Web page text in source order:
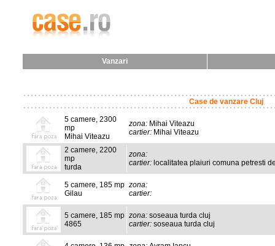
Vanzari
Case de vanzare Cluj
5 camere, 2300
mp
Mihai Viteazu
zona: Mihai Viteazu
cartier: Mihai Viteazu
2 camere, 2200
mp
turda
zona:
cartier: localitatea plaiuri comuna petresti
5 camere, 185 mp
Gilau
zona:
cartier:
5 camere, 185 mp
4865
zona: soseaua turda cluj
cartier: soseaua turda cluj